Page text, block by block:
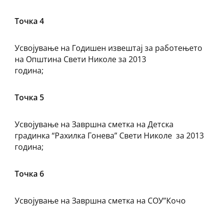
Точка 4
Усвојување на Годишен извештај за работењето
на Општина Свети Николе за 2013
година;
Точка 5
Усвојување на Завршна сметка на Детска
градинка “Рахилка Гонева” Свети Николе за 2013
година;
Точка 6
Усвојување на Завршна сметка на СОУ”Кочо